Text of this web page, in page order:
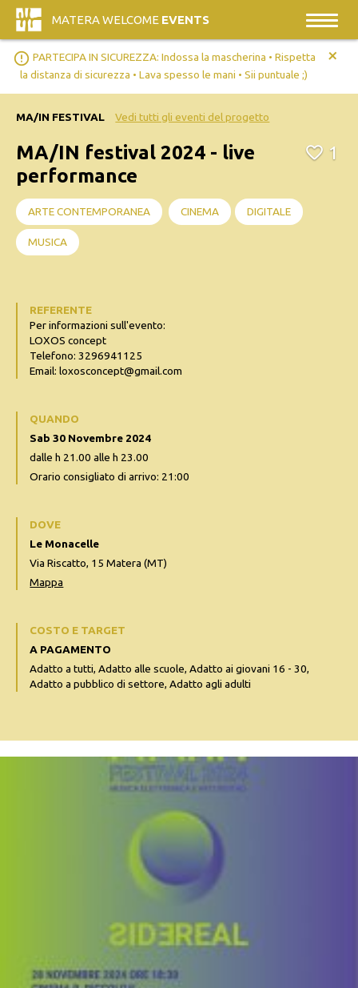
MATERA WELCOME EVENTS
error_outline PARTECIPA IN SICUREZZA: Indossa la mascherina • Rispetta
la distanza di sicurezza • Lava spesso le mani • Sii puntuale ;)
+
MA/IN FESTIVAL Vedi tutti gli eventi del progetto
MA/IN festival 2024 - live
performance
1
ARTE CONTEMPORANEA CINEMA DIGITALE
MUSICA
REFERENTE
Per informazioni sull'evento:
LOXOS concept
Telefono: 3296941125
Email: loxosconcept@gmail.com
QUANDO
Sab 30 Novembre 2024
dalle h 21.00 alle h 23.00
Orario consigliato di arrivo: 21:00
DOVE
Le Monacelle
Via Riscatto, 15 Matera (MT)
Mappa
COSTO E TARGET
A PAGAMENTO
Adatto a tutti, Adatto alle scuole, Adatto ai giovani 16 - 30,
Adatto a pubblico di settore, Adatto agli adulti